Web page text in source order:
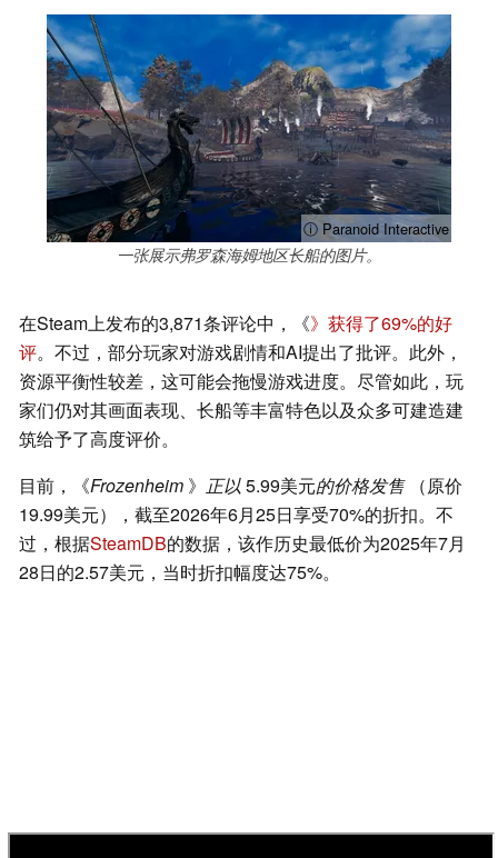
ⓘ Paranoid Interactive
一张展示弗罗森海姆地区长船的图片。
在Steam上发布的3,871条评论中，《》获得了69%的好
评。不过，部分玩家对游戏剧情和AI提出了批评。此外，
资源平衡性较差，这可能会拖慢游戏进度。尽管如此，玩
家们仍对其画面表现、长船等丰富特色以及众多可建造建
筑给予了高度评价。
目前，《Frozenheim 》 正以5.99美元的价格发售 （原价
19.99美元），截至2026年6月25日享受70%的折扣。不
过，根据SteamDB的数据，该作历史最低价为2025年7月
28日的2.57美元，当时折扣幅度达75%。